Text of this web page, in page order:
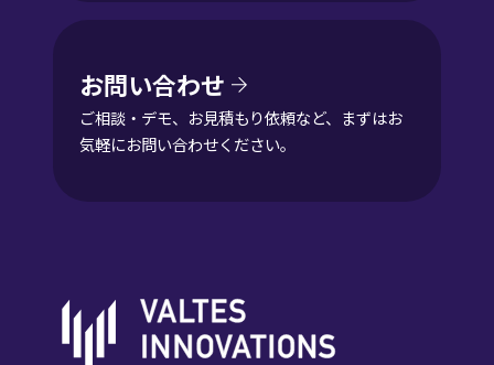
お問い合わせ
ご相談・デモ、お見積もり依頼など、まずはお
気軽にお問い合わせください。